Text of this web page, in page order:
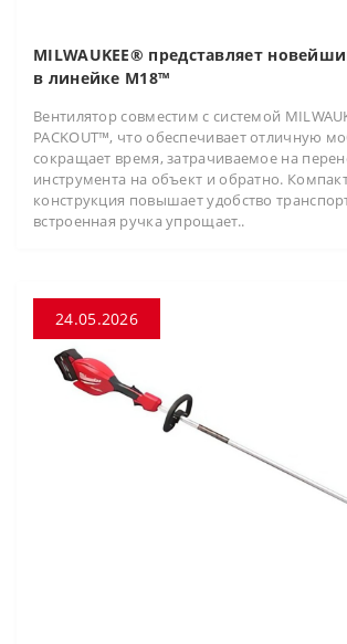
MILWAUKEE® представляет
в линейке M18™
Вентилятор совместим с системой
PACKOUT™, что обеспечивает отличную
сокращает время, затрачиваемое на
инструмента на объект и обратно.
конструкция повышает удобство
встроенная ручка упрощает..
24.05.2026